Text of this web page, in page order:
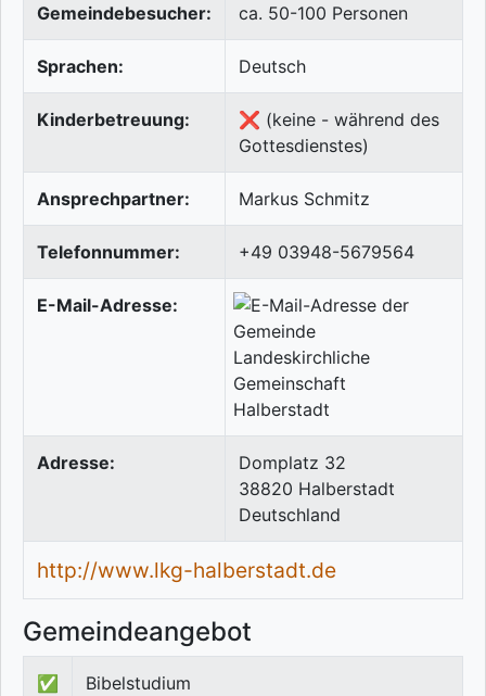
Gemeindebesucher: ca. 50-100 Personen
Sprachen: Deutsch
Kinderbetreuung:
❌ (keine - während des
Gottesdienstes)
Ansprechpartner: Markus Schmitz
Telefonnummer: +49 03948-5679564
E-Mail-Adresse:
Adresse:
Domplatz 32
38820 Halberstadt
Deutschland
http://www.lkg-halberstadt.de
Gemeindeangebot
✅ Bibelstudium